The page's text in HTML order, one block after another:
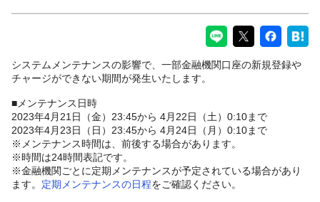
システムメンテナンスの影響で、一部金融機関口座の新規登録や
チャージができない期間が発生いたします。
■メンテナンス日時
2023年4月21日（金）23:45から 4月22日（土）0:10まで
2023年4月23日（日）23:45から 4月24日（月）0:10まで
※メンテナンス時間は、前後する場合があります。
※時間は24時間表記です。
※金融機関ごとに定期メンテナンスが予定されている場合があり
ます。 定期メンテナンスの日程をご確認ください。